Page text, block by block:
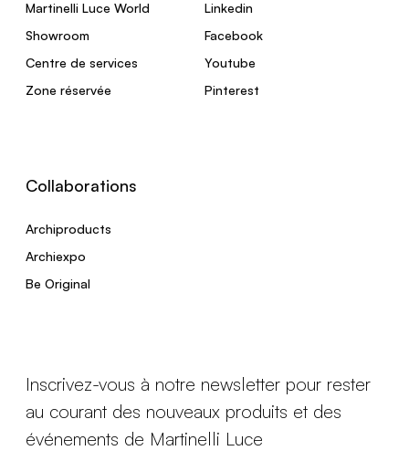
Martinelli Luce World
Showroom
Centre de services
Zone réservée
Linkedin
Facebook
Youtube
Pinterest
Collaborations
Archiproducts
Archiexpo
Be Original
Inscrivez-vous à notre newsletter pour rester
au courant des nouveaux produits et des
événements de Martinelli Luce